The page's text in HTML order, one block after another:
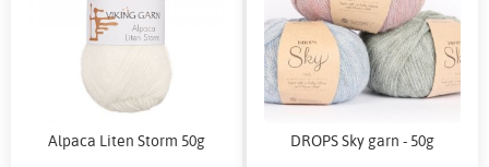
Alpaca Liten Storm 50g DROPS Sky garn - 50g